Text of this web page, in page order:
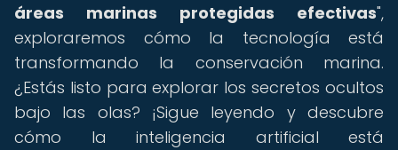
áreas marinas protegidas efectivas",
exploraremos cómo la tecnología está
transformando la conservación marina.
¿Estás listo para explorar los secretos ocultos
bajo las olas? ¡Sigue leyendo y descubre
cómo la inteligencia artificial está